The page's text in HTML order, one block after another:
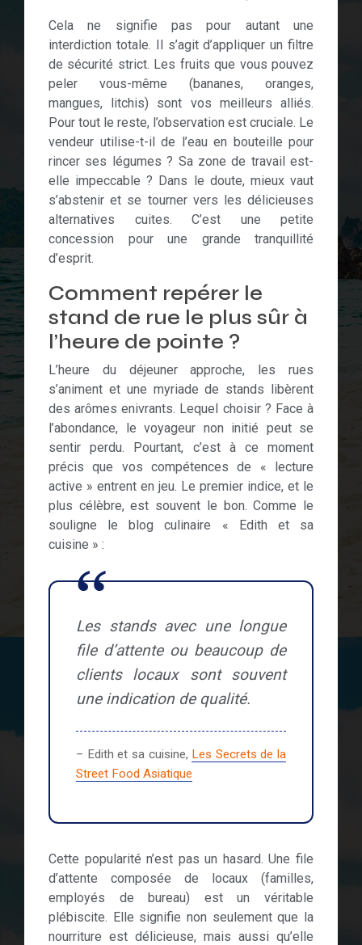
Cela ne signifie pas pour autant une
interdiction totale. Il s’agit d’appliquer un filtre
de sécurité strict. Les fruits que vous pouvez
peler vous-même (bananes, oranges,
mangues, litchis) sont vos meilleurs alliés.
Pour tout le reste, l’observation est cruciale. Le
vendeur utilise-t-il de l’eau en bouteille pour
rincer ses légumes ? Sa zone de travail est-
elle impeccable ? Dans le doute, mieux vaut
s’abstenir et se tourner vers les délicieuses
alternatives cuites. C’est une petite
concession pour une grande tranquillité
d’esprit.
Comment repérer le
stand de rue le plus sûr à
l’heure de pointe ?
L’heure du déjeuner approche, les rues
s’animent et une myriade de stands libèrent
des arômes enivrants. Lequel choisir ? Face à
l’abondance, le voyageur non initié peut se
sentir perdu. Pourtant, c’est à ce moment
précis que vos compétences de « lecture
active » entrent en jeu. Le premier indice, et le
plus célèbre, est souvent le bon. Comme le
souligne le blog culinaire « Edith et sa
cuisine » :
Les stands avec une longue
file d’attente ou beaucoup de
clients locaux sont souvent
une indication de qualité.
– Edith et sa cuisine, Les Secrets de la
Street Food Asiatique
Cette popularité n’est pas un hasard. Une file
d’attente composée de locaux (familles,
employés de bureau) est un véritable
plébiscite. Elle signifie non seulement que la
nourriture est délicieuse, mais aussi qu’elle